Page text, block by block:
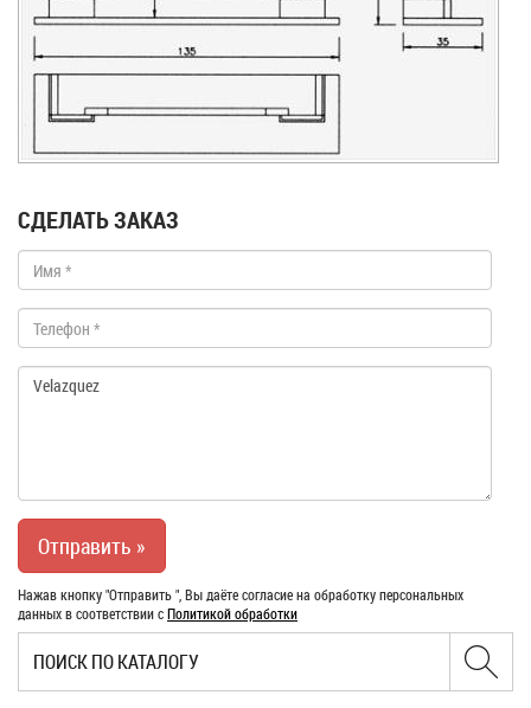
СДЕЛАТЬ ЗАКАЗ
Нажав кнопку "Отправить ", Вы даёте согласие на обработку персональных
данных в соответствии сПолитикой обработки